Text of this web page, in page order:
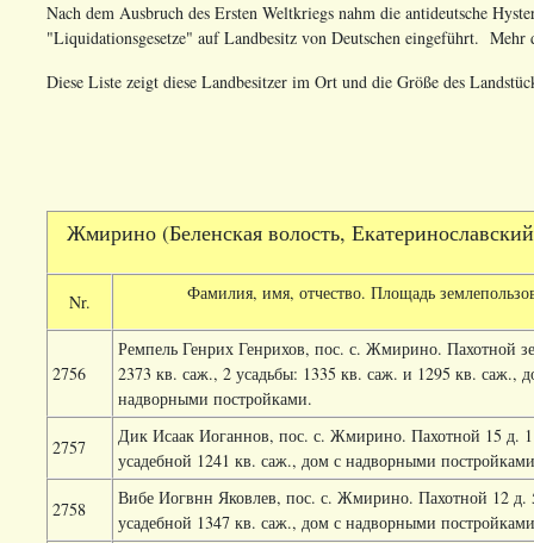
Nach dem Ausbruch des Ersten Weltkriegs nahm die antideutsche
"Liquidationsgesetze" auf Landbesitz von Deutschen eingeführt. Mehr
Diese Liste zeigt diese Landbesitzer im Ort und die Größe des
Жмирино (Беленская волость,
Nr. Фамилия, имя, отчество. Площадь
2756
Ремпель Генрих Генрихов, пос. с. Жмирино. Пахотной
2373 кв. саж., 2 усадьбы: 1335 кв. саж. и 1295 кв. саж.,
надворными постройками.
2757
Дик Исаак Иоганнов, пос. с. Жмирино. Пахотной 15 д.
усадебной 1241 кв. саж., дом с надворными постройками
2758
Вибе Иогвнн Яковлев, пос. с. Жмирино. Пахотной 12 д.
усадебной 1347 кв. саж., дом с надворными постройками